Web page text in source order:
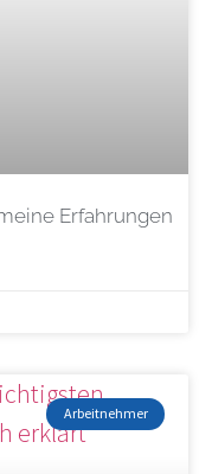
Erfahrungen
Arbeitnehmer